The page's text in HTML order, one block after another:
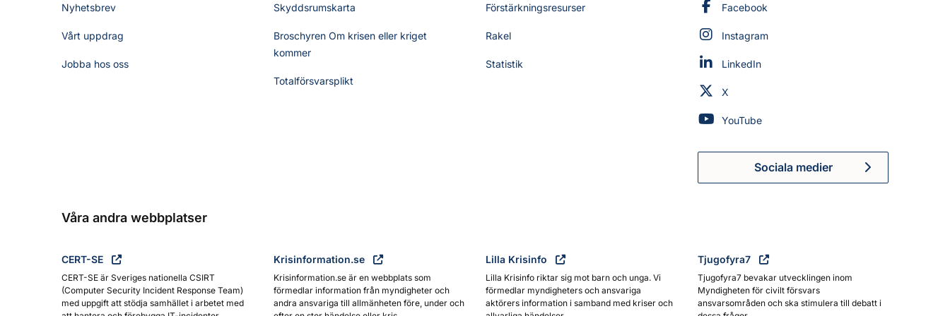
Nyhetsbrev
Vårt uppdrag
Jobba hos oss
Skyddsrumskarta
Broschyren Om krisen eller kriget
kommer
Totalförsvarsplikt
Förstärkningsresurser
Rakel
Statistik
Myndigheten för civilt försvar på
Facebook
Myndigheten för civilt försvar på
Instagram
Myndigheten för civilt försvar på
LinkedIn
Myndigheten för civilt försvar på
X
Myndigheten för civilt försvar på
YouTube
Myndigheten för civilt
Sociala medier
Våra andra webbplatser
CERT-SE
CERT-SE är Sveriges nationella CSIRT
(Computer Security Incident Response Team)
med uppgift att stödja samhället i arbetet med
Krisinformation.se
Krisinformation.se är en webbplats som
förmedlar information från myndigheter och
andra ansvariga till allmänheten före, under och
Lilla Krisinfo
Lilla Krisinfo riktar sig mot barn och unga. Vi
förmedlar myndigheters och ansvariga
aktörers information i samband med kriser och
Tjugofyra7
Tjugofyra7 bevakar utvecklingen inom
Myndigheten för civilt försvars
ansvarsområden och ska stimulera till debatt i